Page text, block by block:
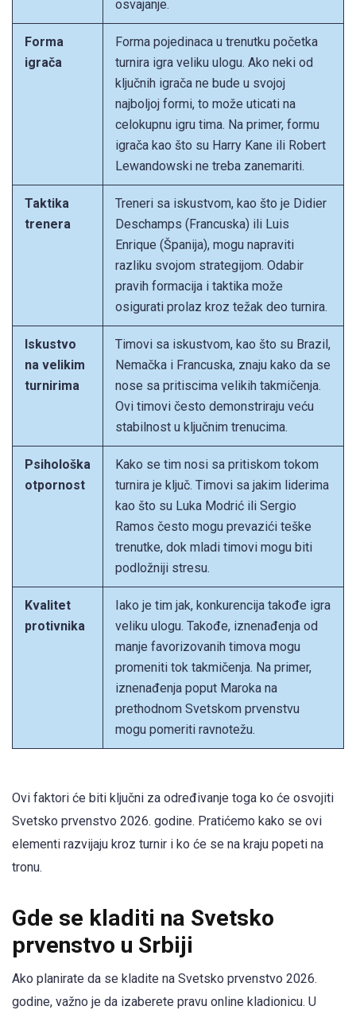
osvajanje.
Forma
igrača
Forma pojedinaca u trenutku početka
turnira igra veliku ulogu. Ako neki od
ključnih igrača ne bude u svojoj
najboljoj formi, to može uticati na
celokupnu igru tima. Na primer, formu
igrača kao što su Harry Kane ili Robert
Lewandowski ne treba zanemariti.
Taktika
trenera
Treneri sa iskustvom, kao što je Didier
Deschamps (Francuska) ili Luis
Enrique (Španija), mogu napraviti
razliku svojom strategijom. Odabir
pravih formacija i taktika može
osigurati prolaz kroz težak deo turnira.
Iskustvo
na velikim
turnirima
Timovi sa iskustvom, kao što su Brazil,
Nemačka i Francuska, znaju kako da se
nose sa pritiscima velikih takmičenja.
Ovi timovi često demonstriraju veću
stabilnost u ključnim trenucima.
Psihološka
otpornost
Kako se tim nosi sa pritiskom tokom
turnira je ključ. Timovi sa jakim liderima
kao što su Luka Modrić ili Sergio
Ramos često mogu prevazići teške
trenutke, dok mladi timovi mogu biti
podložniji stresu.
Kvalitet
protivnika
Iako je tim jak, konkurencija takođe igra
veliku ulogu. Takođe, iznenađenja od
manje favorizovanih timova mogu
promeniti tok takmičenja. Na primer,
iznenađenja poput Maroka na
prethodnom Svetskom prvenstvu
mogu pomeriti ravnotežu.
Ovi faktori će biti ključni za određivanje toga ko će osvojiti
Svetsko prvenstvo 2026. godine. Pratićemo kako se ovi
elementi razvijaju kroz turnir i ko će se na kraju popeti na
tronu.
Gde se kladiti na Svetsko
prvenstvo u Srbiji
Ako planirate da se kladite na Svetsko prvenstvo 2026.
godine, važno je da izaberete pravu online kladionicu. U